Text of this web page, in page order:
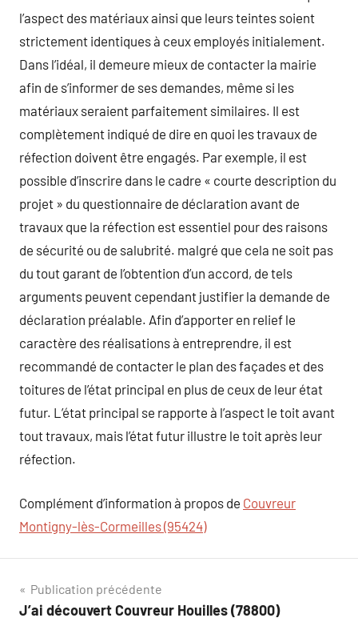
l’aspect des matériaux ainsi que leurs teintes soient
strictement identiques à ceux employés initialement.
Dans l’idéal, il demeure mieux de contacter la mairie
afin de s’informer de ses demandes, même si les
matériaux seraient parfaitement similaires. Il est
complètement indiqué de dire en quoi les travaux de
réfection doivent être engagés. Par exemple, il est
possible d’inscrire dans le cadre « courte description du
projet » du questionnaire de déclaration avant de
travaux que la réfection est essentiel pour des raisons
de sécurité ou de salubrité. malgré que cela ne soit pas
du tout garant de l’obtention d’un accord, de tels
arguments peuvent cependant justifier la demande de
déclaration préalable. Afin d’apporter en relief le
caractère des réalisations à entreprendre, il est
recommandé de contacter le plan des façades et des
toitures de l’état principal en plus de ceux de leur état
futur. L’état principal se rapporte à l’aspect le toit avant
tout travaux, mais l’état futur illustre le toit après leur
réfection.
Complément d’information à propos de Couvreur
Montigny-lès-Cormeilles (95424)
Navigation
de
Publication précédente
J’ai découvert Couvreur Houilles (78800)